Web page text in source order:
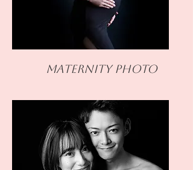
​Maternity PHOTO